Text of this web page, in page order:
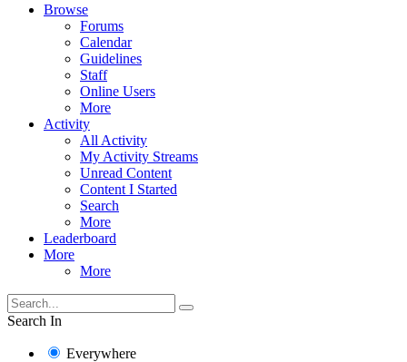
Browse
Forums
Calendar
Guidelines
Staff
Online Users
More
Activity
All Activity
My Activity Streams
Unread Content
Content I Started
Search
More
Leaderboard
More
More
Search In
Everywhere